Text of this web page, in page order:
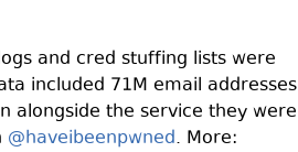
and cred stuffing lists were
included 71M email addresses
alongside the service they were
@haveibeenpwned. More: